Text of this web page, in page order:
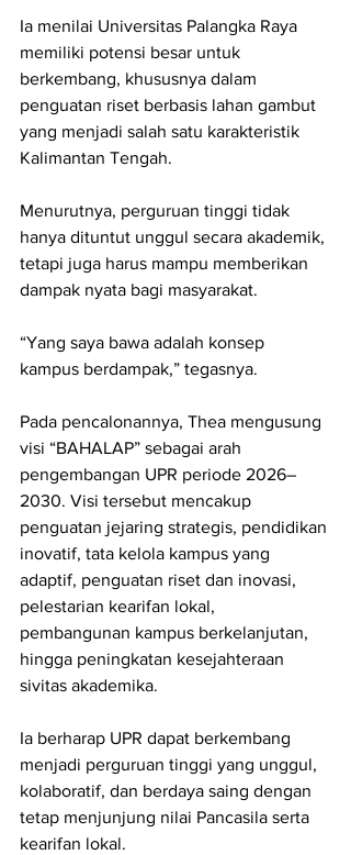
Ia menilai Universitas Palangka Raya
memiliki potensi besar untuk
berkembang, khususnya dalam
penguatan riset berbasis lahan gambut
yang menjadi salah satu karakteristik
Kalimantan Tengah.
Menurutnya, perguruan tinggi tidak
hanya dituntut unggul secara akademik,
tetapi juga harus mampu memberikan
dampak nyata bagi masyarakat.
“Yang saya bawa adalah konsep
kampus berdampak,” tegasnya.
Pada pencalonannya, Thea mengusung
visi “BAHALAP” sebagai arah
pengembangan UPR periode 2026–
2030. Visi tersebut mencakup
penguatan jejaring strategis, pendidikan
inovatif, tata kelola kampus yang
adaptif, penguatan riset dan inovasi,
pelestarian kearifan lokal,
pembangunan kampus berkelanjutan,
hingga peningkatan kesejahteraan
sivitas akademika.
Ia berharap UPR dapat berkembang
menjadi perguruan tinggi yang unggul,
kolaboratif, dan berdaya saing dengan
tetap menjunjung nilai Pancasila serta
kearifan lokal.